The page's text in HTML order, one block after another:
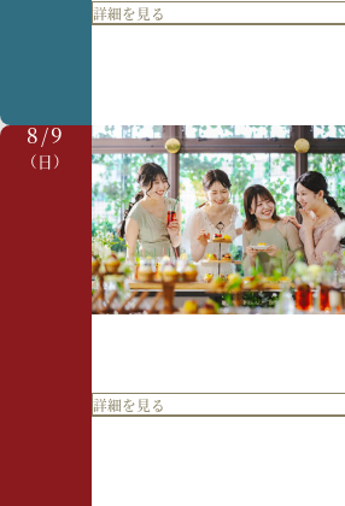
詳細を見る
詳細を見る
詳細を見る
詳細を見る
8/9
（日）
詳細を見る